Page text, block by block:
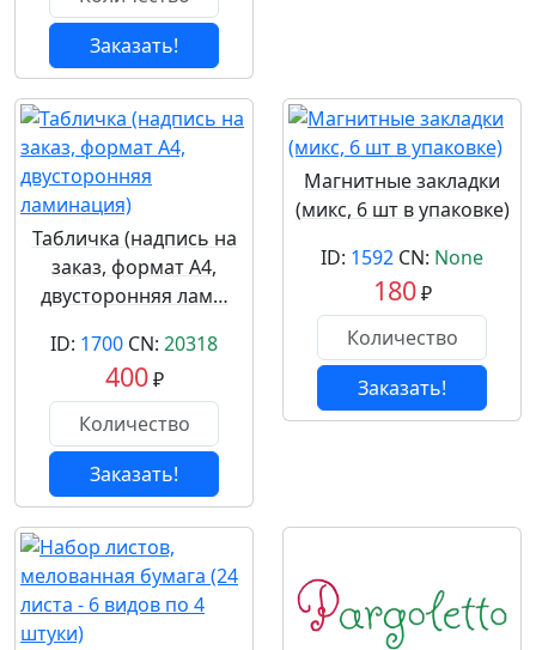
Заказать!
Табличка (надпись на
заказ, формат А4,
двусторонняя лам…
ID: 1700 CN: 20318
400₽
Заказать!
Магнитные закладки
(микс, 6 шт в упаковке)
ID: 1592 CN: None
180₽
Заказать!